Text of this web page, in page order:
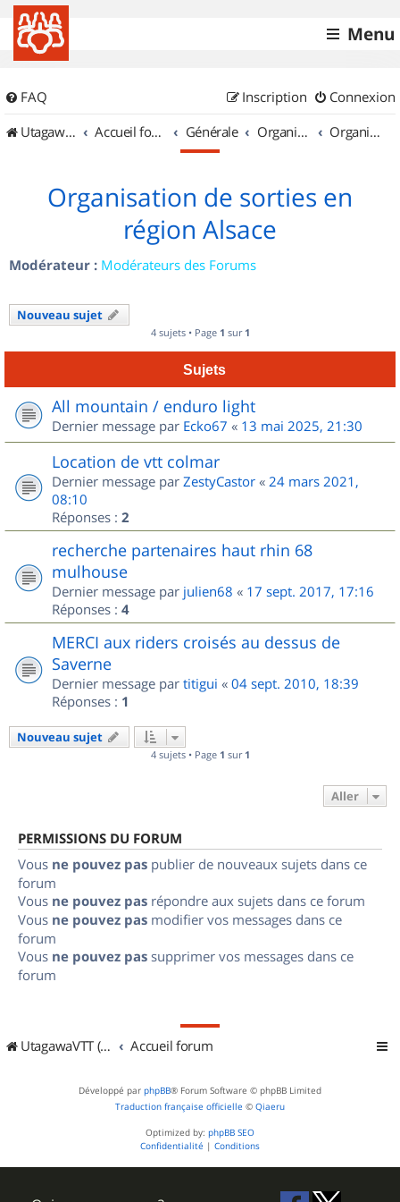
Menu
FAQ Connexion
Inscription
UtagawaVTT (Randos VTT et VTTAE avec traces GPS)
Accueil forum Générale Organisation de sorties & Recherche de partenaires Organisation de sorties en région Alsace
Organisation de sorties en
région Alsace
Modérateur : Modérateurs des Forums
Nouveau sujet
4 sujets • Page 1 sur 1
Sujets
All mountain / enduro light
Dernier message par Ecko67 « 13 mai 2025, 21:30
Location de vtt colmar
Dernier message par ZestyCastor « 24 mars 2021,
08:10
Réponses : 2
recherche partenaires haut rhin 68
mulhouse
Dernier message par julien68 « 17 sept. 2017, 17:16
Réponses : 4
MERCI aux riders croisés au dessus de
Saverne
Dernier message par titigui « 04 sept. 2010, 18:39
Réponses : 1
Nouveau sujet
4 sujets • Page 1 sur 1
Aller
PERMISSIONS DU FORUM
Vous ne pouvez pas publier de nouveaux sujets dans ce
forum
Vous ne pouvez pas répondre aux sujets dans ce forum
Vous ne pouvez pas modifier vos messages dans ce
forum
Vous ne pouvez pas supprimer vos messages dans ce
forum
UtagawaVTT (Randos VTT et VTTAE avec traces GPS) Accueil forum
Développé par phpBB® Forum Software © phpBB Limited
Traduction française officielle © Qiaeru
Optimized by: phpBB SEO
Confidentialité | Conditions